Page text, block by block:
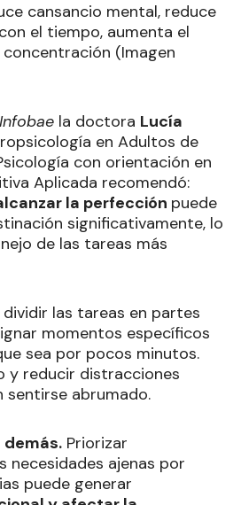
cansancio mental, reduce
el tiempo, aumenta el
(Imagen
Infobae la doctora Lucía
en Adultos de
con orientación en
Aplicada recomendó:
la perfección puede
significativamente, lo
de las tareas más
dividir las tareas en partes
momentos específicos
sea por pocos minutos.
y reducir distracciones
sentirse abrumado.
demás. Priorizar
necesidades ajenas por
puede generar